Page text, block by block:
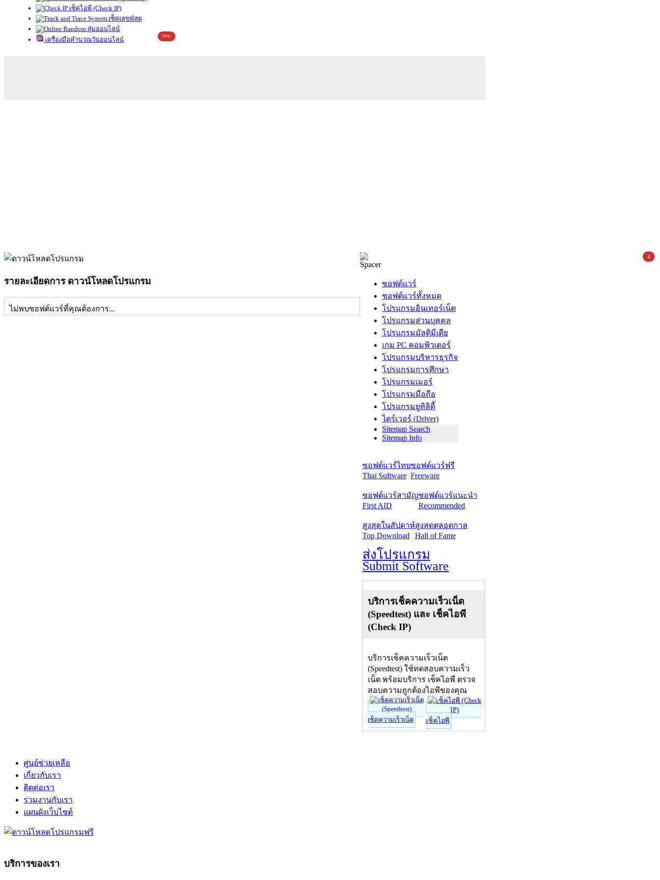
เช็คไอพี (Check IP)
เช็คเลขพัสดุ
สุ่มออนไลน์
เครื่องมือคำนวณวันออนไลน์
New
รายละเอียดการ ดาวน์โหลดโปรแกรม
ไม่พบซอฟต์แวร์ที่คุณต้องการ...
ซอฟต์แวร์
ซอฟต์แวร์ทั้งหมด
โปรแกรมอินเทอร์เน็ต
โปรแกรมส่วนบุคคล
โปรแกรมมัลติมีเดีย
เกม PC คอมพิวเตอร์
โปรแกรมบริหารธุรกิจ
โปรแกรมการศึกษา
โปรแกรมเมอร์
โปรแกรมมือถือ
โปรแกรมยูทิลิตี้
ไดร์เวอร์ (Driver)
Sitemap Search
Sitemap Info
ซอฟต์แวร์ไทย
Thai Software
ซอฟต์แวร์ฟรี
Freeware
ซอฟต์แวร์สามัญ
First AID
ซอฟต์แวร์แนะนำ
Recommended
สูงสุดในสัปดาห์
Top Download
สูงสุดตลอดกาล
Hall of Fame
ส่งโปรแกรม
Submit Software
บริการเช็คความเร็วเน็ต
(Speedtest) และ เช็คไอพี
(Check IP)
บริการเช็คความเร็วเน็ต
(Speedtest) ใช้ทดสอบความเร็ว
เน็ต พร้อมบริการ เช็คไอพี ตรวจ
สอบความถูกต้องไอพีของคุณ
เช็คความเร็วเน็ต เช็คไอพี
ศูนย์ช่วยเหลือ
เกี่ยวกับเรา
ติดต่อเรา
ร่วมงานกับเรา
4
แผนผังเว็บไซต์
บริการของเรา